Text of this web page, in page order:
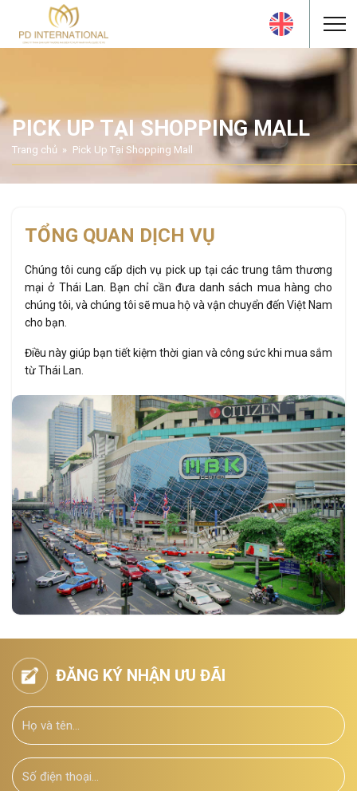
PICK UP TẠI SHOPPING MALL
Trang chủ Pick Up Tại Shopping Mall
TỔNG QUAN DỊCH VỤ
Chúng tôi cung cấp dịch vụ pick up tại các trung tâm thương
mại ở Thái Lan. Bạn chỉ cần đưa danh sách mua hàng cho
chúng tôi, và chúng tôi sẽ mua hộ và vận chuyển đến Việt Nam
cho bạn.
Điều này giúp bạn tiết kiệm thời gian và công sức khi mua sắm
từ Thái Lan.
ĐĂNG KÝ NHẬN ƯU ĐÃI